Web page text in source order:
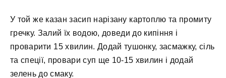
У той же казан засип нарізану картоплю та промиту
гречку. Залий їх водою, доведи до кипіння і
проварити 15 хвилин. Додай тушонку, засмажку, сіль
та спеції, провари суп ще 10-15 хвилин і додай
зелень до смаку.